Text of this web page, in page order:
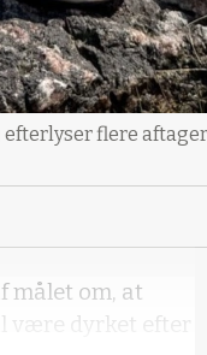
flere
målet om, at
dyrket efter